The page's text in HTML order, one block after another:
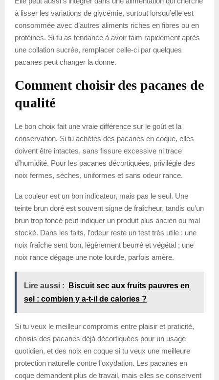
à lisser les variations de glycémie, surtout lorsqu’elle est
consommée avec d’autres aliments riches en fibres ou en
protéines. Si tu as tendance à avoir faim rapidement après
une collation sucrée, remplacer celle-ci par quelques
pacanes peut changer la donne.
Comment choisir des pacanes de
qualité
Le bon choix fait une vraie différence sur le goût et la
conservation. Si tu achètes des pacanes en coque, elles
doivent être intactes, sans fissure excessive ni trace
d’humidité. Pour les pacanes décortiquées, privilégie des
noix fermes, sèches, uniformes et sans odeur rance.
La couleur est un bon indicateur, mais pas le seul. Une
teinte brun doré est souvent signe de fraîcheur, tandis qu’un
brun trop foncé peut indiquer un produit plus ancien ou mal
stocké. Dans les faits, l’odeur reste un test très utile : une
noix fraîche sent bon, légèrement beurré et végétal ; une
noix rance dégage une note lourde, parfois amère.
Lire aussi :
Biscuit sec aux fruits pauvres en
sel : combien y a-t-il de calories ?
Si tu veux le meilleur compromis entre plaisir et praticité,
choisis des pacanes déjà décortiquées pour un usage
quotidien, et des noix en coque si tu veux une meilleure
protection naturelle contre l’oxydation. Les pacanes en
coque demandent plus de travail, mais elles se conservent